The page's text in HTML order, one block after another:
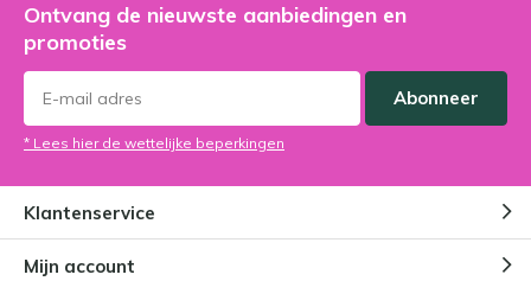
Ontvang de nieuwste aanbiedingen en
promoties
Abonneer
* Lees hier de wettelijke beperkingen
Klantenservice
Mijn account